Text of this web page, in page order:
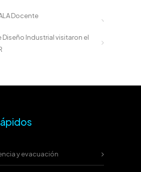
Docente
Industrial visitaron el
y evacuación